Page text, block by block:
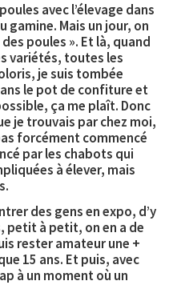
avec l’élevage dans
gamine. Mais un jour, on
poules ». Et là, quand
variétés, toutes les
je suis tombée
le pot de confiture et
ça me plaît. Donc
je trouvais par chez moi,
forcément commencé
par les chabots qui
à élever, mais
des gens en expo, d’y
petit à petit, on en a de
rester amateur une +
15 ans. Et puis, avec
à un moment où un